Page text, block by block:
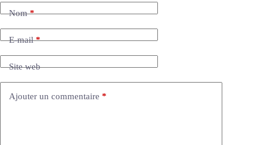
Nom*
E-mail*
Site web
Ajouter un commentaire *
e
r
n
i
v
e